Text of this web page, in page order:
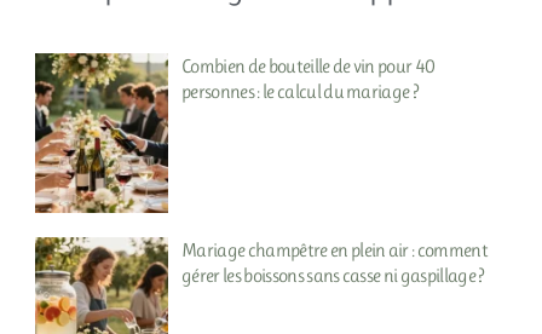
Combien de bouteille de vin pour 40
personnes : le calcul du mariage ?
Mariage champêtre en plein air : comment
gérer les boissons sans casse ni gaspillage ?